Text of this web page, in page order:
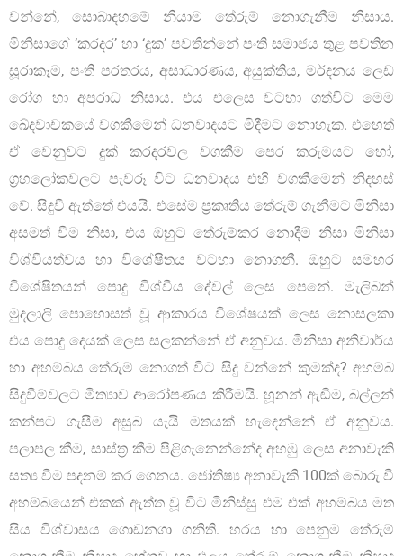
වන්නේ, සොබාදහමේ නියාම තේරුම් නොගැනීම නිසාය.
මිනිසාගේ ‘කරදර’ හා ‘දුක’ පවතින්නේ පංති සමාජය තුළ පවතින
සූරාකෑම, පංති පරතරය, අසාධාරණය, අයුක්තිය, මර්දනය ලෙඩ
රෝග හා අපරාධ නිසාය. එය එලෙස වටහා ගත්විට මෙම
ඛේදවාචකයේ වගකීමෙන් ධනවාදයට මිදීමට නොහැක. එහෙත්
ඒ වෙනුවට දුක් කරදරවල වගකීම පෙර කරුමයට හෝ,
ග්‍රහලෝකවලට පැවරූ විට ධනවාදය එහි වගකීමෙන් නිදහස්
වේ. සිදුවී ඇත්තේ එයයි. එසේම ප්‍රකෘතිය තේරුම් ගැනීමට මිනිසා
අසමත් වීම නිසා, එය ඔහුට තේරුම්කර නොදීම නිසා මිනිසා
විශ්වීයත්වය හා විශේෂිතය වටහා නොගනී. ඔහුට සමහර
විශේෂිතයන් පොදු විශ්වීය දේවල් ලෙස පෙනේ. මැලිබන්
මුදලාලි පොහොසත් වූ ආකාරය විශේෂයක් ලෙස නොසලකා
එය පොදු දෙයක් ලෙස සලකන්නේ ඒ අනුවය. මිනිසා අනිවාර්ය
හා අහම්බය තේරුම් නොගත් විට සිදු වන්නේ කුමක්ද? අහම්බ
සිදුවීම්වලට මිත්‍යාව ආරෝපණය කිරීමයි. හූනන් ඇඬීම, බල්ලන්
කන්පට ගැසීම අසුබ යැයි මතයක් හැදෙන්නේ ඒ අනුවය.
පලාපල කීම, සාස්ත්‍ර කීම පිළිගැනෙන්නේද අහඹු ලෙස අනාවැකි
සත්‍ය වීම පදනම් කර ගෙනය. ජෝතිෂ්‍ය අනාවැකි 100ක් බොරු වී
අහම්බයෙන් එකක් ඇත්ත වූ විට මිනිස්සු එම එක් අහම්බය මත
සිය විශ්වාසය ගොඩනගා ගනිති. හරය හා පෙනුම තේරුම්